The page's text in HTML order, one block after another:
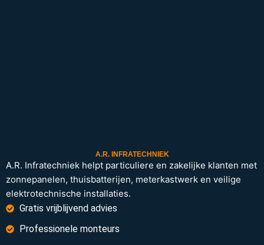
A.R. INFRATECHNIEK
A.R. Infratechniek helpt particuliere en zakelijke klanten met
zonnepanelen, thuisbatterijen, meterkastwerk en veilige
elektrotechnische installaties.
Gratis vrijblijvend advies
Professionele monteurs